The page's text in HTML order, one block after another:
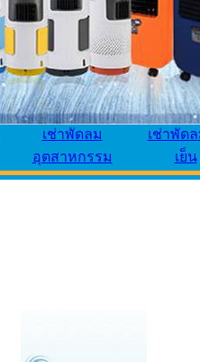
เช่าพัดลม
อุตสาหกรรม
เช่าพัด
เย็น